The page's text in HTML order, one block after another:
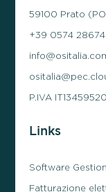
59100 Prato
+39 0574 28674
P.IVA
Links
Software
Fatturazione